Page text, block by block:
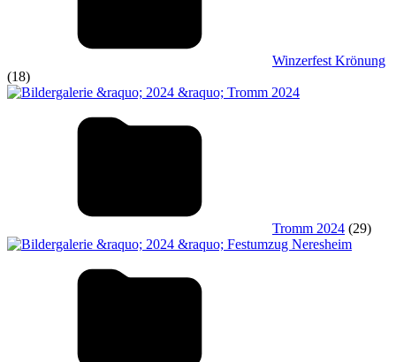
Winzerfest Krönung
(18)
Tromm 2024 (29)